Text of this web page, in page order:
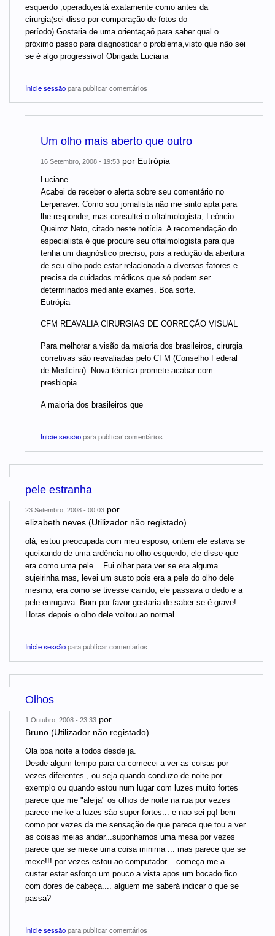
esquerdo ,operado,está exatamente como antes da
cirurgia(sei disso por comparação de fotos do
período).Gostaria de uma orientaçaõ para saber qual o
próximo passo para diagnosticar o problema,visto que não sei
se é algo progressivo! Obrigada Luciana
Inicie sessãopara publicar comentários
Um olho mais aberto que outro
16 Setembro, 2008 - 19:53 por Eutrópia
Luciane
Acabei de receber o alerta sobre seu comentário no
Lerparaver. Como sou jornalista não me sinto apta para
lhe responder, mas consultei o oftalmologista, Leôncio
Queiroz Neto, citado neste notícia. A recomendação do
especialista é que procure seu oftalmologista para que
tenha um diagnóstico preciso, pois a redução da abertura
de seu olho pode estar relacionada a diversos fatores e
precisa de cuidados médicos que só podem ser
determinados mediante exames. Boa sorte.
Eutrópia
CFM REAVALIA CIRURGIAS DE CORREÇÃO VISUAL
Para melhorar a visão da maioria dos brasileiros, cirurgia
corretivas são reavaliadas pelo CFM (Conselho Federal
de Medicina). Nova técnica promete acabar com
presbiopia.
A maioria dos brasileiros que
Inicie sessãopara publicar comentários
pele estranha
23 Setembro, 2008 - 00:03 por
elizabeth neves (Utilizador não registado)
olá, estou preocupada com meu esposo, ontem ele estava se
queixando de uma ardência no olho esquerdo, ele disse que
era como uma pele... Fui olhar para ver se era alguma
sujeirinha mas, levei um susto pois era a pele do olho dele
mesmo, era como se tivesse caindo, ele passava o dedo e a
pele enrugava. Bom por favor gostaria de saber se é grave!
Horas depois o olho dele voltou ao normal.
Inicie sessãopara publicar comentários
Olhos
1 Outubro, 2008 - 23:33 por
Bruno (Utilizador não registado)
Ola boa noite a todos desde ja.
Desde algum tempo para ca comecei a ver as coisas por
vezes diferentes , ou seja quando conduzo de noite por
exemplo ou quando estou num lugar com luzes muito fortes
parece que me "aleija" os olhos de noite na rua por vezes
parece me ke a luzes são super fortes... e nao sei pq! bem
como por vezes da me sensação de que parece que tou a ver
as coisas meias andar...suponhamos uma mesa por vezes
parece que se mexe uma coisa minima ... mas parece que se
mexe!!! por vezes estou ao computador... começa me a
custar estar esforço um pouco a vista apos um bocado fico
com dores de cabeça.... alguem me saberá indicar o que se
passa?
Inicie sessãopara publicar comentários